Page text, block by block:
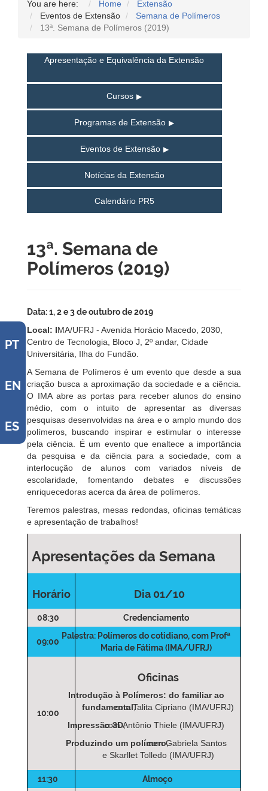
PT
EN
ES
You are here: Home
Extensão
Eventos de Extensão
Semana de Polímeros
13ª. Semana de Polímeros (2019)
Apresentação e Equivalência da Extensão
Cursos
Programas de Extensão
Eventos de Extensão
Notícias da Extensão
Calendário PR5
13ª. Semana de
Polímeros (2019)
Data:1, 2 e 3 de outubro de 2019
Local: IMA/UFRJ - Avenida Horácio Macedo, 2030,
Centro de Tecnologia, Bloco J, 2º andar, Cidade
Universitária, Ilha do Fundão.
A Semana de Polímeros é um evento que desde a sua
criação busca a aproximação da sociedade e a ciência.
O IMA abre as portas para receber alunos do ensino
médio, com o intuito de apresentar as diversas
pesquisas desenvolvidas na área e o amplo mundo dos
polímeros, buscando inspirar e estimular o interesse
pela ciência. É um evento que enaltece a importância
da pesquisa e da ciência para a sociedade, com a
interlocução de alunos com variados níveis de
escolaridade, fomentando debates e discussões
enriquecedoras acerca da área de polímeros.
Teremos palestras, mesas redondas, oficinas temáticas
e apresentação de trabalhos!
Apresentações da Semana
Horário Dia 01/10
08:30 Credenciamento
09:00
Palestra: Polímeros do cotidiano, com Profª
Maria de Fátima (IMA/UFRJ)
10:00
Oficinas
Introdução à Polímeros: do familiar ao
fundamental,
com Talita Cipriano (IMA/UFRJ)
Impressão 3D,
com Antônio Thiele (IMA/UFRJ)
Produzindo um polímero,
com Gabriela Santos
e Skarllet Tolledo (IMA/UFRJ)
11:30 Almoço